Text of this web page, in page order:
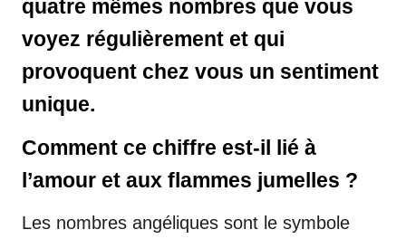
quatre mêmes nombres que vous
voyez régulièrement et qui
provoquent chez vous un sentiment
unique.
Comment ce chiffre est-il lié à
l’amour et aux flammes jumelles ?
Les nombres angéliques sont le symbole